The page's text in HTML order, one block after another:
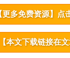
多免费资源】点
本文下载链接在